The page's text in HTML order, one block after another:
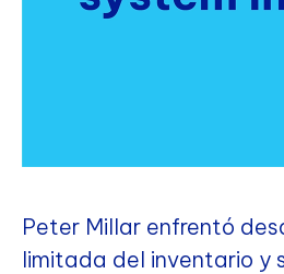
Peter Millar enfrentó
limitada del inventario y